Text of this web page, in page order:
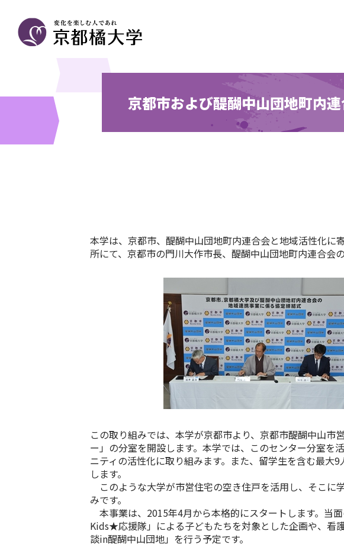
京都市および醍醐中山団地町内
本学は、京都市、醍醐中山団地町内連合会と地域活性化
所にて、京都市の門川大作市長、醍醐中山団地町内連合会
この取り組みでは、本学が京都市より、京都市醍醐中山
ー」の分室を開設します。本学では、このセンター分室を
ニティの活性化に取り組みます。また、留学生を含む最
します。
このような大学が市営住宅の空き住戸を活用し、そこに
みです。
本事業は、2015年4月から本格的にスタートします。当
Kids★応援隊」による子どもたちを対象とした企画や、看
談in醍醐中山団地」を行う予定です。